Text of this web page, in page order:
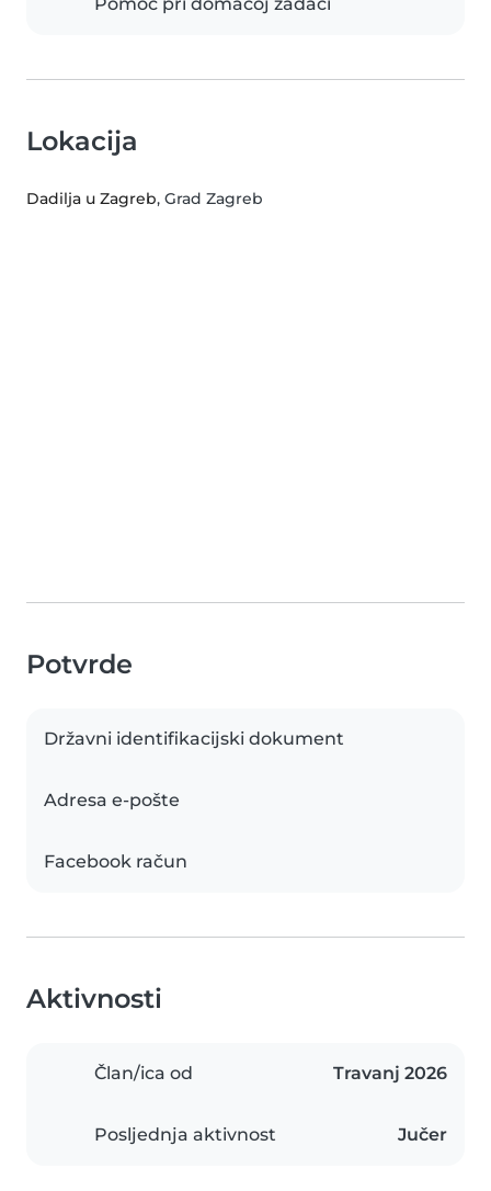
Lokacija
Dadilja u Zagreb, Grad Zagreb
Potvrde
Državni identifikacijski dokument
Adresa e-pošte
Facebook račun
Aktivnosti
Član/ica od Travanj 2026
Posljednja aktivnost Jučer